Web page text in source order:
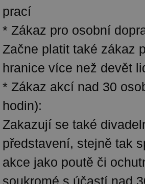
prací
* Zákaz pro osobní
Začne platit také zákaz
hranice více než devět
* Zákaz akcí nad 30
hodin):
Zakazují se také
představení, stejně tak
akce jako poutě či
soukromé s účastí nad